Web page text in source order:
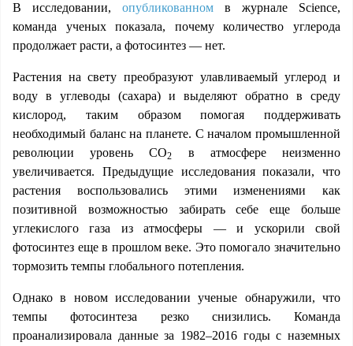
В исследовании, опубликованном в журнале Science,
команда ученых показала, почему количество углерода
продолжает расти, а фотосинтез — нет.
Растения на свету преобразуют улавливаемый углерод и
воду в углеводы (сахара) и выделяют обратно в среду
кислород, таким образом помогая поддерживать
необходимый баланс на планете. С началом промышленной
революции уровень СО2
в атмосфере неизменно
увеличивается. Предыдущие исследования показали, что
растения воспользовались этими изменениями как
позитивной возможностью забирать себе еще больше
углекислого газа из атмосферы — и ускорили свой
фотосинтез еще в прошлом веке. Это помогало значительно
тормозить темпы глобального потепления.
Однако в новом исследовании ученые обнаружили, что
темпы фотосинтеза резко снизились. Команда
проанализировала данные за 1982–2016 годы с наземных